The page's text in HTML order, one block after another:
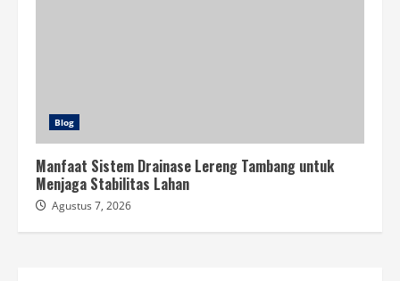
Blog
Manfaat Sistem Drainase Lereng Tambang untuk
Menjaga Stabilitas Lahan
Agustus 7, 2026